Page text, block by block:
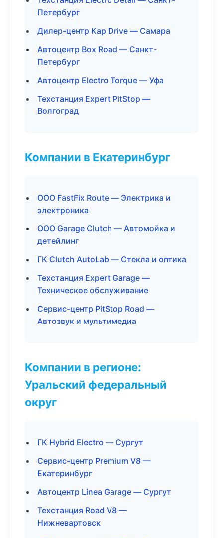
Петербург
Дилер-центр Кар Drive — Самара
Автоцентр Box Road — Санкт-
Петербург
Автоцентр Electro Torque — Уфа
Техстанция Expert PitStop —
Волгоград
Компании в Екатеринбург
ООО FastFix Route — Электрика и
электроника
ООО Garage Clutch — Автомойка и
детейлинг
ГК Clutch AutoLab — Стекла и оптика
Техстанция Expert Garage —
Техническое обслуживание
Сервис-центр PitStop Road —
Автозвук и мультимедиа
Компании в регионе:
Уральский федеральный
округ
ГК Hybrid Electro — Сургут
Сервис-центр Premium V8 —
Екатеринбург
Автоцентр Linea Garage — Сургут
Техстанция Road V8 —
Нижневартовск